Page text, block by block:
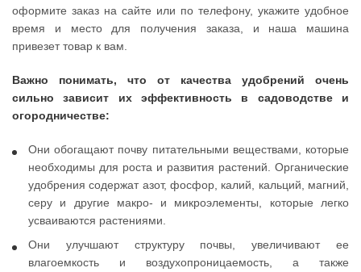
оформите заказ на сайте или по телефону, укажите удобное
время и место для получения заказа, и наша машина
привезет товар к вам.
Важно понимать, что от качества удобрений очень
сильно зависит их эффективность в садоводстве и
огородничестве:
Они обогащают почву питательными веществами, которые
необходимы для роста и развития растений. Органические
удобрения содержат азот, фосфор, калий, кальций, магний,
серу и другие макро- и микроэлементы, которые легко
усваиваются растениями.
Они улучшают структуру почвы, увеличивают ее
влагоемкость и воздухопроницаемость, а также